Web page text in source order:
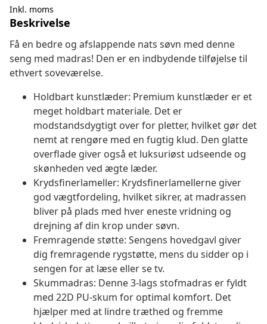
Inkl. moms
Beskrivelse
Få en bedre og afslappende nats søvn med denne
seng med madras! Den er en indbydende tilføjelse til
ethvert soveværelse.
Holdbart kunstlæder: Premium kunstlæder er et
meget holdbart materiale. Det er
modstandsdygtigt over for pletter, hvilket gør det
nemt at rengøre med en fugtig klud. Den glatte
overflade giver også et luksuriøst udseende og
skønheden ved ægte læder.
Krydsfinerlameller: Krydsfinerlamellerne giver
god vægtfordeling, hvilket sikrer, at madrassen
bliver på plads med hver eneste vridning og
drejning af din krop under søvn.
Fremragende støtte: Sengens hovedgavl giver
dig fremragende rygstøtte, mens du sidder op i
sengen for at læse eller se tv.
Skummadras: Denne 3-lags stofmadras er fyldt
med 22D PU-skum for optimal komfort. Det
hjælper med at lindre træthed og fremme